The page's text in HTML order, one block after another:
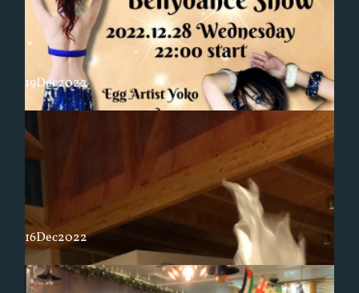
本日の赤間でのショーが28日に延期となりました（雪の為）
19Dec2022
16Dec2022